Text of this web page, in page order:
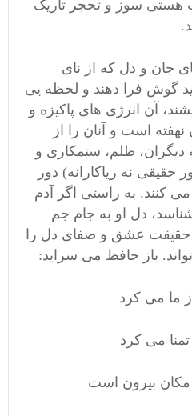
هستی سوز و تحجر تاریک
جان و دل که از نای
گوش فرا دهند و لحظه یی
آن انرژی های پاکیزه و
است و آنان را از
دیگران، ظلم، ستمکاری و
نه ریاکارانه) دور
به راستی اگر آدم
دل او به جام جم
حقیقت عشق و صفای دل را
باز حافظ می سراید:
ما می کرد
می کرد
بیرون است